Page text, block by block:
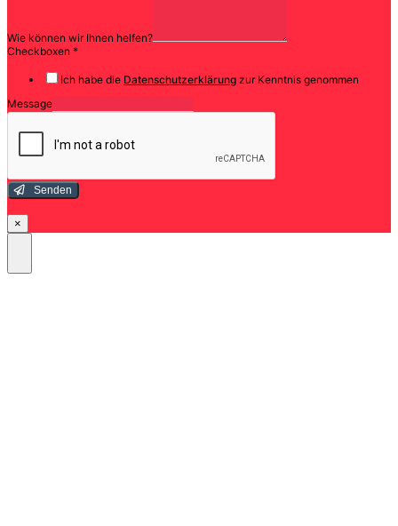
Wie können wir Ihnen helfen?
Checkboxen *
Ich habe die Datenschutzerklärung zur Kenntnis genommen
Message
Senden
×